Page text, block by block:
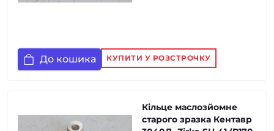
До кошика КУПИТИ У РОЗСТРОЧКУ
Кільце маслозйомне
старого зразка Кентавр